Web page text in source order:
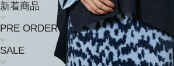
新着商品
PRE ORDER
SALE